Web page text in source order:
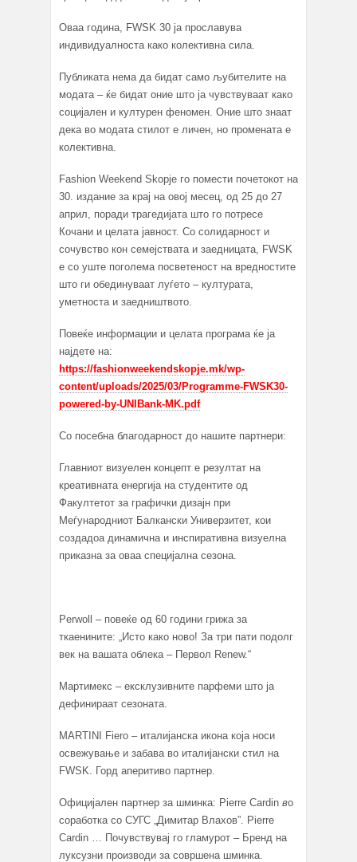
Оваа година, FWSK 30 ја прославува
индивидуалноста како колективна сила.
Публиката нема да бидат само љубителите на
модата – ќе бидат оние што ја чувствуваат како
социјален и културен феномен. Оние што знаат
дека во модата стилот е личен, но промената е
колективна.
Fashion Weekend Skopje го помести почетокот на
30. издание за крај на овој месец, од 25 до 27
април, поради трагедијата што го потресе
Кочани и целата јавност. Со солидарност и
сочувство кон семејствата и заедницата, FWSK
е со уште поголема посветеност на вредностите
што ги обединуваат луѓето – културата,
уметноста и заедништвото.
Повеќе информации и целата програма ќе ја
најдете на:
https://fashionweekendskopje.mk/wp-
content/uploads/2025/03/Programme-FWSK30-
powered-by-UNIBank-MK.pdf
Со посебна благодарност до нашите партнери:
Главниот визуелен концепт е резултат на
креативната енергија на студентите од
Факултетот за графички дизајн при
Меѓународниот Балкански Универзитет, кои
создадоа динамична и инспиративна визуелна
приказна за оваа специјална сезона.
Perwoll – повеќе од 60 години грижа за
ткаенините: „Исто како ново! За три пати подолг
век на вашата облека – Первол Renew.“
Мартимекс – ексклузивните парфеми што ја
дефинираат сезоната.
MARTINI Fiero – италијанска икона која носи
освежување и забава во италијански стил на
FWSK. Горд аперитиво партнер.
Официјален партнер за шминка: Pierre Cardin во
соработка со СУГС „Димитар Влахов”. Pierre
Cardin … Почувствувај го гламурот – Бренд на
луксузни производи за совршена шминка.